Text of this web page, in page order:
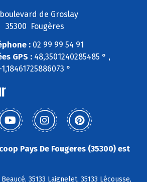
de Groslay
35300 Fougères
:02 99 99 54 91
GPS : 48,3501240285485 ° ,
°
Pays De Fougeres (35300) est
35133 Laignelet, 35133 Lécousse,